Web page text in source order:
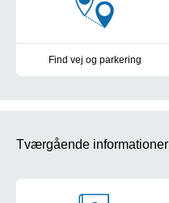
Find vej og parkering
Tværgående informationer